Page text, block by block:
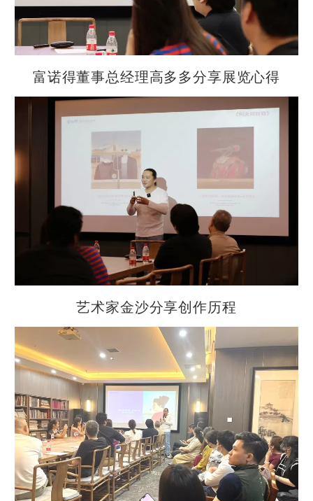
富诺得董事总经理高多多分享展览心得
艺术家金沙分享创作历程